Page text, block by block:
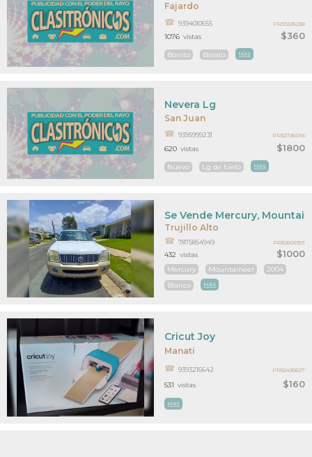
Fajardo
$360
9394010655
Bonito Barato MAS
1076 vistas
PR33226238
San Juan
$1800
Nevera Lg
9395999231
Nuevo Lg de hielo MAS
620 vistas
PR32736016
Trujillo Alto
$1000
Se Vende Mercury,
7875854949
Mercury Mountaineer
2004
Blanco
MAS
432 vistas
PR32605921
Manati
$160
Cricut Joy
9393216642
MAS
531 vistas
PR32435627